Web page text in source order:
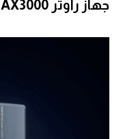
جهاز راوتر Xiaomi Mesh System AX3000